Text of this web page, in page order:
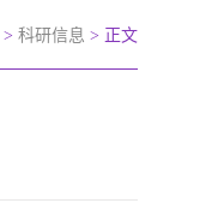
> 科研信息 > 正文